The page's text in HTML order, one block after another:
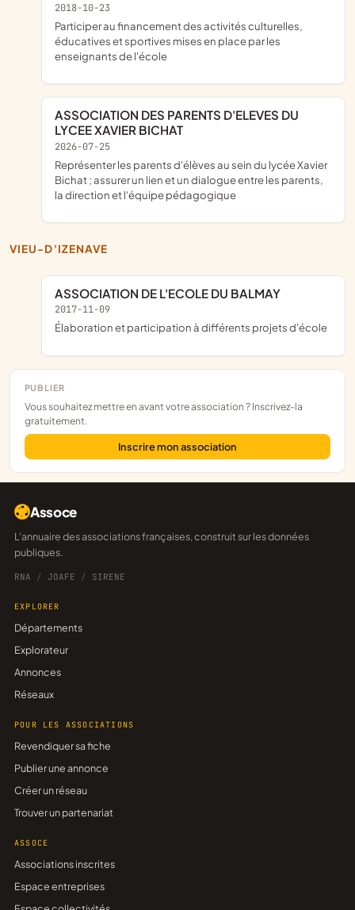
PUBLIER
Vous souhaitez mettre en avant votre association ? Inscrivez-la
gratuitement.
Inscrire mon association
2018-10-23
participer au financement des activités culturelles,
éducatives et sportives mises en place par les
enseignants de l'école
ASSOCIATION DES PARENTS D'ELEVES DU
LYCEE XAVIER BICHAT
2026-07-25
représenter les parents d'élèves au sein du lycée Xavier
Bichat ; assurer un lien et un dialogue entre les parents,
la direction et l'équipe pédagogique
VIEU-D'IZENAVE
ASSOCIATION DE L'ECOLE DU BALMAY
2017-11-09
élaboration et participation à différents projets d'école
Assoce
L'annuaire des associations françaises, construit sur les données
publiques.
RNA / JOAFE / SIRENE
EXPLORER
Départements
Explorateur
Annonces
Réseaux
POUR LES ASSOCIATIONS
Revendiquer sa fiche
Publier une annonce
Créer un réseau
Trouver un partenariat
ASSOCE
Associations inscrites
Espace entreprises